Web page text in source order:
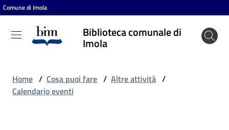
Vai al contenuto
Vai alla navigazione
Vai al footer
Comune di Imola
Biblioteca comunale di
Imola
Biblioteca
comunale
Home / Cosa puoi fare / Altre attività /
Calendario eventi